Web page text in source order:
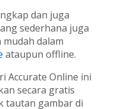
dan juga
sederhana juga
dalam
ataupun offline.
Accurate Online ini
secara gratis
tautan gambar di